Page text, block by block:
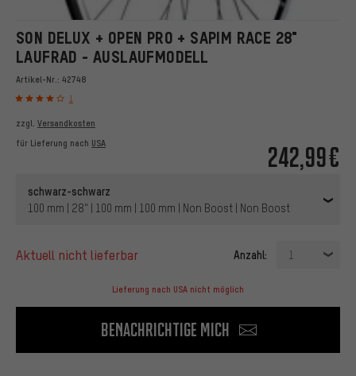
SON DELUX + OPEN PRO + SAPIM RACE 28"
LAUFRAD - AUSLAUFMODELL
Artikel-Nr.: 42748
1
242,99€
zzgl. Versandkosten
für Lieferung nach USA
schwarz-schwarz
100 mm | 28" | 100 mm | 100 mm | Non Boost | Non Boost
aktuell nicht lieferbar Anzahl: 1
Lieferung nach USA nicht möglich
Benachrichtige mich